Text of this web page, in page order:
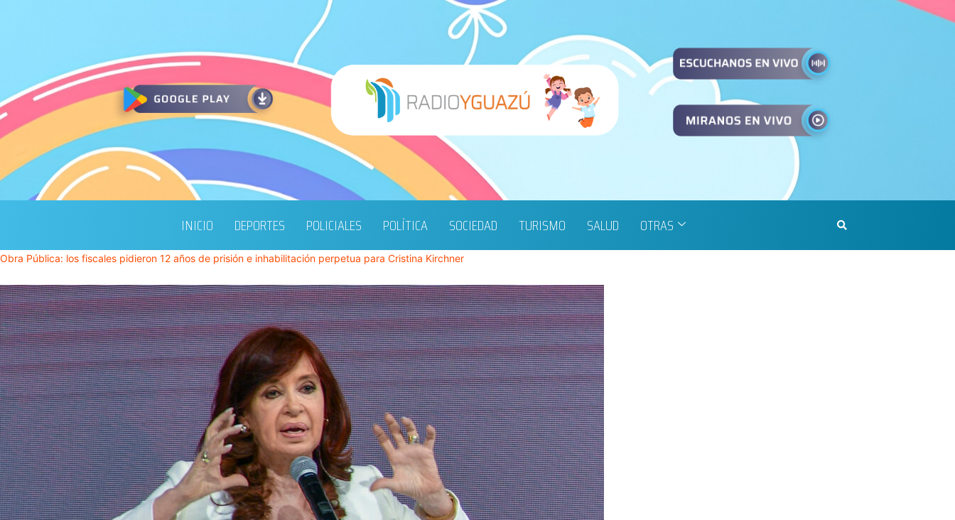
INICIO DEPORTES POLICIALES POLÍTICA SOCIEDAD TURISMO SALUD OTRAS
Obra Pública: los fiscales pidieron 12 años de prisión e inhabilitación perpetua para Cristina Kirchner